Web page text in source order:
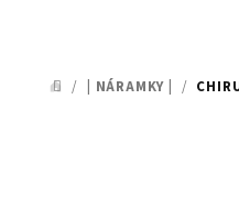
DOMŮ
/ | NÁRAMKY | /